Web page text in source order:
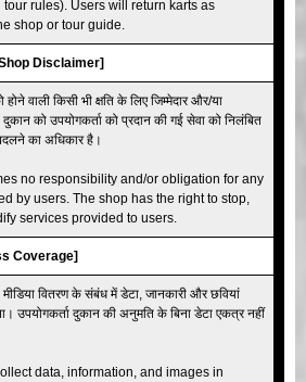
rules). Users will return karts as
shop or tour guide.
Disclaimer]
वाली किसी भी क्षति के लिए जिम्मेदार और/या
दुकान को उपयोगकर्ता को प्रदान की गई सेवा को निलंबित
का अधिकार है।
no responsibility and/or obligation for any
by users. The shop has the right to stop,
services provided to users.
Coverage]
मीडिया वितरण के संबंध में डेटा, जानकारी और छवियां
उपयोगकर्ता दुकान की अनुमति के बिना डेटा एकत्र नहीं
data, information, and images in